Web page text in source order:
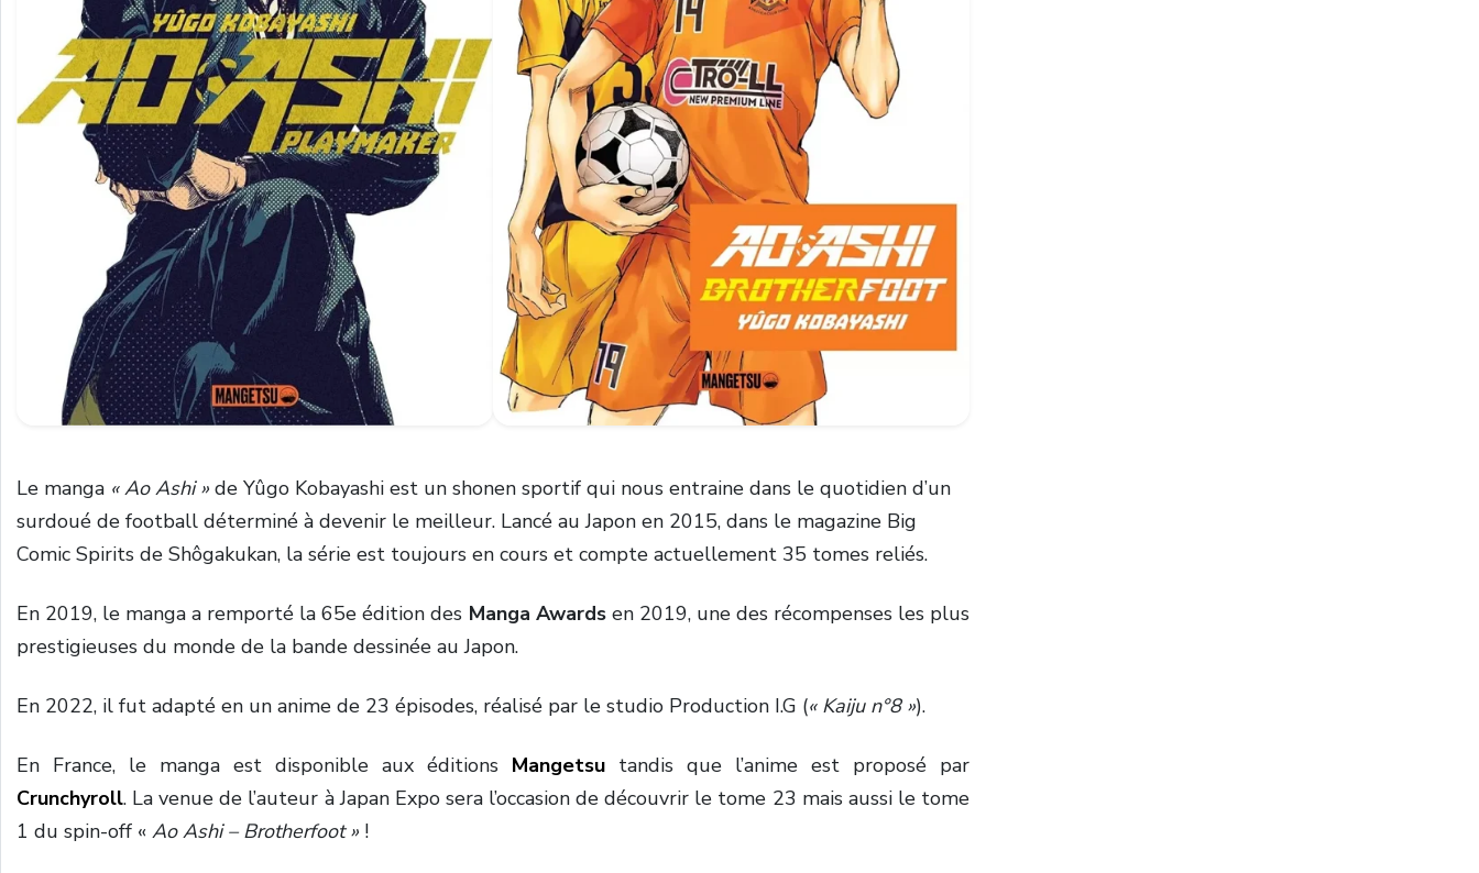
Le manga « Ao Ashi » de Yûgo Kobayashi est un shonen sportif qui nous entraine dans le quotidien d’un
surdoué de football déterminé à devenir le meilleur. Lancé au Japon en 2015, dans le magazine Big
Comic Spirits de Shôgakukan, la série est toujours en cours et compte actuellement 35 tomes reliés.
En 2019, le manga a remporté la 65e édition des Manga Awards en 2019, une des récompenses les plus
prestigieuses du monde de la bande dessinée au Japon.
En 2022, il fut adapté en un anime de 23 épisodes, réalisé par le studio Production I.G (« Kaiju n°8 »).
En France, le manga est disponible aux éditions Mangetsu tandis que l’anime est proposé par
Crunchyroll. La venue de l’auteur à Japan Expo sera l’occasion de découvrir le tome 23 mais aussi le tome
1 du spin-off « Ao Ashi – Brotherfoot » !